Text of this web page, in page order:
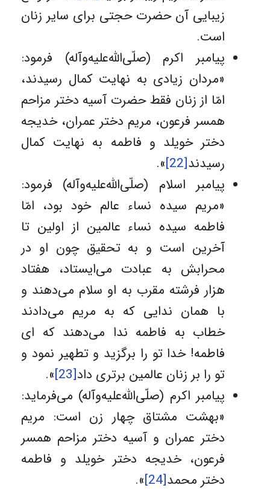
زیبایی آن حضرت حجتی برای سایر زنان
است.
پیامبر اکرم (صلّی‌الله‌علیه‌وآله) فرمود:
«مردان زیادی به نهایت کمال رسیدند،
امّا از زنان فقط حضرت آسیه دختر مزاحم
همسر فرعون، مریم دختر عمران، خدیجه
دختر خویلد و فاطمه به نهایت کمال
رسیدند[22]
».
پیامبر اسلام (صلّی‌الله‌علیه‌وآله) فرمود:
«مریم سیده نساء عالم خود بود، امّا
فاطمه سیده نساء عالمین از اولین تا
آخرین است و به تحقیق چون او در
محرابش به عبادت می‌ایستاد، هفتاد
هزار فرشته مقرب به او سلام می‌دهند و
با همان ندایی که به مریم می‌دادند
خطاب به فاطمه ندا می‌دهند که ای
فاطمه! خدا تو را برگزید و تطهیر نمود و
تو را بر زنان عالمین برتری داد[23]
».
پیامبر اکرم (صلّی‌الله‌علیه‌وآله) می‌فرماید:
«بهشت مشتاق چهار زن است: مریم
دختر عمران و آسیه دختر مزاحم همسر
فرعون، خدیجه دختر خویلد و فاطمه
دختر محمد[24]
».